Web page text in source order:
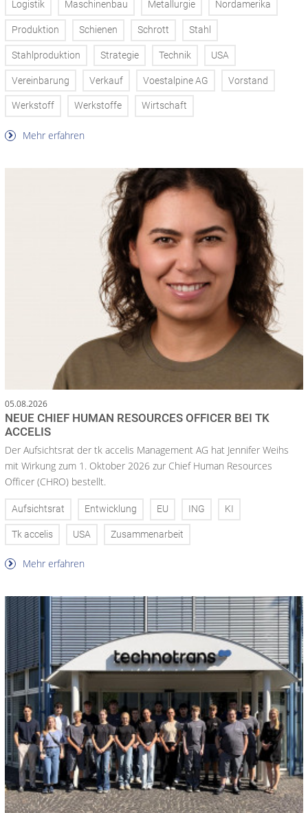
Logistik Maschinenbau Metallurgie Nordamerika
Produktion Schienen Schrott Stahl
Stahlproduktion Strategie Technik USA
Vereinbarung Verkauf Voestalpine AG Vorstand
Werkstoff Werkstoffe Wirtschaft
Mehr erfahren
05.08.2026
NEUE CHIEF HUMAN RESOURCES OFFICER BEI TK
ACCELIS
Der Aufsichtsrat der tk accelis Management AG hat Jennifer Weihs
mit Wirkung zum 1. Oktober 2026 zur Chief Human Resources
Officer (CHRO) bestellt.
Aufsichtsrat Entwicklung EU ING KI
Tk accelis USA Zusammenarbeit
Mehr erfahren